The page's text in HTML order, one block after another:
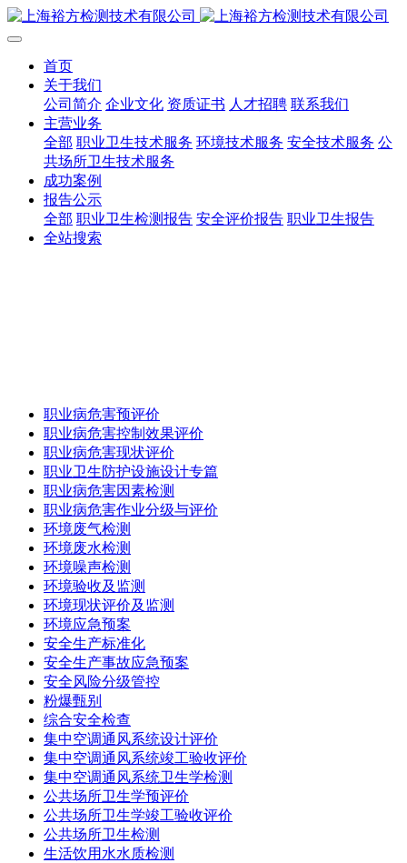
首页
关于我们
公司简介 企业文化 资质证书 人才招聘 联系我们
主营业务
全部 职业卫生技术服务 环境技术服务 安全技术服务 公
共场所卫生技术服务
成功案例
报告公示
全部 职业卫生检测报告 安全评价报告 职业卫生报告
全站搜索
职业病危害预评价
职业病危害控制效果评价
职业病危害现状评价
职业卫生防护设施设计专篇
职业病危害因素检测
职业病危害作业分级与评价
环境废气检测
环境废水检测
环境噪声检测
环境验收及监测
环境现状评价及监测
环境应急预案
安全生产标准化
安全生产事故应急预案
安全风险分级管控
粉爆甄别
综合安全检查
集中空调通风系统设计评价
集中空调通风系统竣工验收评价
集中空调通风系统卫生学检测
公共场所卫生学预评价
公共场所卫生学竣工验收评价
公共场所卫生检测
生活饮用水水质检测